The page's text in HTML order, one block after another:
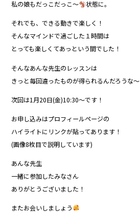
私の娘もだっこだっこ〜
状態に。
それでも、できる動きで楽しく！
そんなマインドで過ごした１時間は
とっても楽しくてあっという間でした！
そんなあんな先生のレッスンは
きっと毎回違ったものが得られるんだろうな〜
次回は1月20日(金)10:30〜です！
お申し込みはプロフィールページの
ハイライトにリンクが貼ってあります！
(画像8枚目で説明しています)
あんな先生
一緒に参加したみなさん
ありがとうございました！
またお会いしましょう